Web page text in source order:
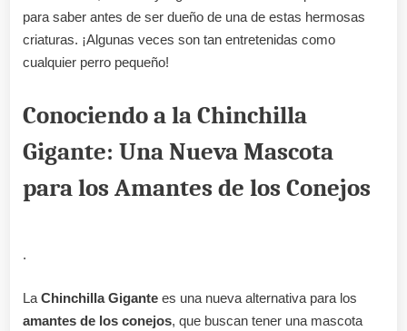
para saber antes de ser dueño de una de estas hermosas
criaturas. ¡Algunas veces son tan entretenidas como
cualquier perro pequeño!
Conociendo a la Chinchilla
Gigante: Una Nueva Mascota
para los Amantes de los Conejos
.
La Chinchilla Gigante es una nueva alternativa para los
amantes de los conejos, que buscan tener una mascota